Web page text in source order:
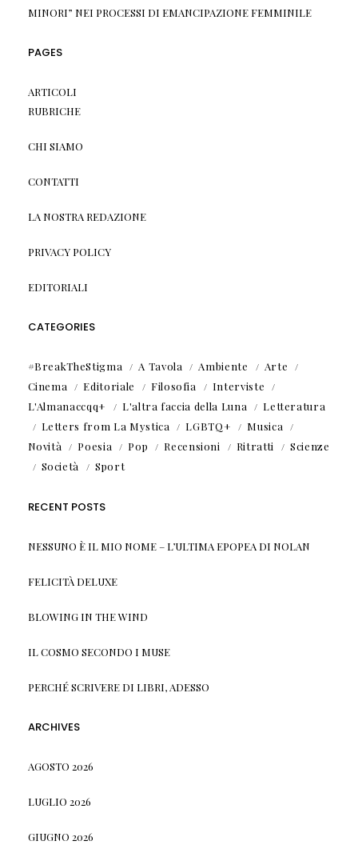
MINORI” NEI PROCESSI DI EMANCIPAZIONE FEMMINILE
PAGES
ARTICOLI
RUBRICHE
CHI SIAMO
CONTATTI
LA NOSTRA REDAZIONE
PRIVACY POLICY
EDITORIALI
CATEGORIES
#BreakTheStigma A Tavola Ambiente
Arte
Cinema
Editoriale Filosofia
Interviste
L'Almanaccqq+
L'altra faccia della Luna
Letteratura
Letters from La Mystica
LGBTQ+
Musica
Novità
Poesia Pop Recensioni Ritratti
Scienze
Società
Sport
RECENT POSTS
NESSUNO È IL MIO NOME – L’ULTIMA EPOPEA DI NOLAN
FELICITÀ DELUXE
BLOWING IN THE WIND
IL COSMO SECONDO I MUSE
PERCHÉ SCRIVERE DI LIBRI, ADESSO
ARCHIVES
AGOSTO 2026
LUGLIO 2026
GIUGNO 2026